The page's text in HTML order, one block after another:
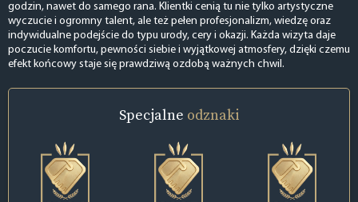
godzin, nawet do samego rana. Klientki cenią tu nie tylko artystyczne
wyczucie i ogromny talent, ale też pełen profesjonalizm, wiedzę oraz
indywidualne podejście do typu urody, cery i okazji. Każda wizyta daje
poczucie komfortu, pewności siebie i wyjątkowej atmosfery, dzięki czemu
efekt końcowy staje się prawdziwą ozdobą ważnych chwil.
Specjalne odznaki